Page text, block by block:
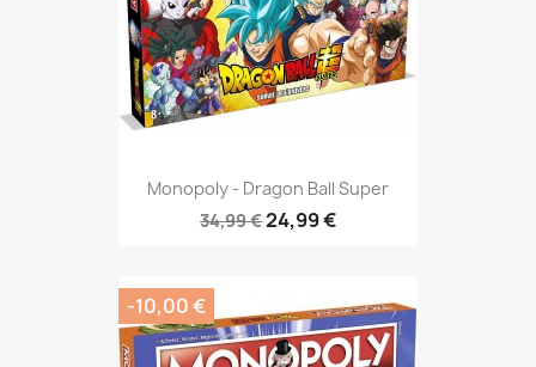
Monopoly - Dragon Ball Super
34,99 €24,99 €
-10,00 €